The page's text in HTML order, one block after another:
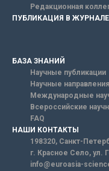
Редакционная
ПУБЛИКАЦИЯ В ЖУРНАЛЕ
БАЗА ЗНАНИЙ
Научные публикации
Научные
Международные
Всероссийские
FAQ
НАШИ КОНТАКТЫ
198320, Санкт-
г. Красное Село, ул.
info@euroasia-